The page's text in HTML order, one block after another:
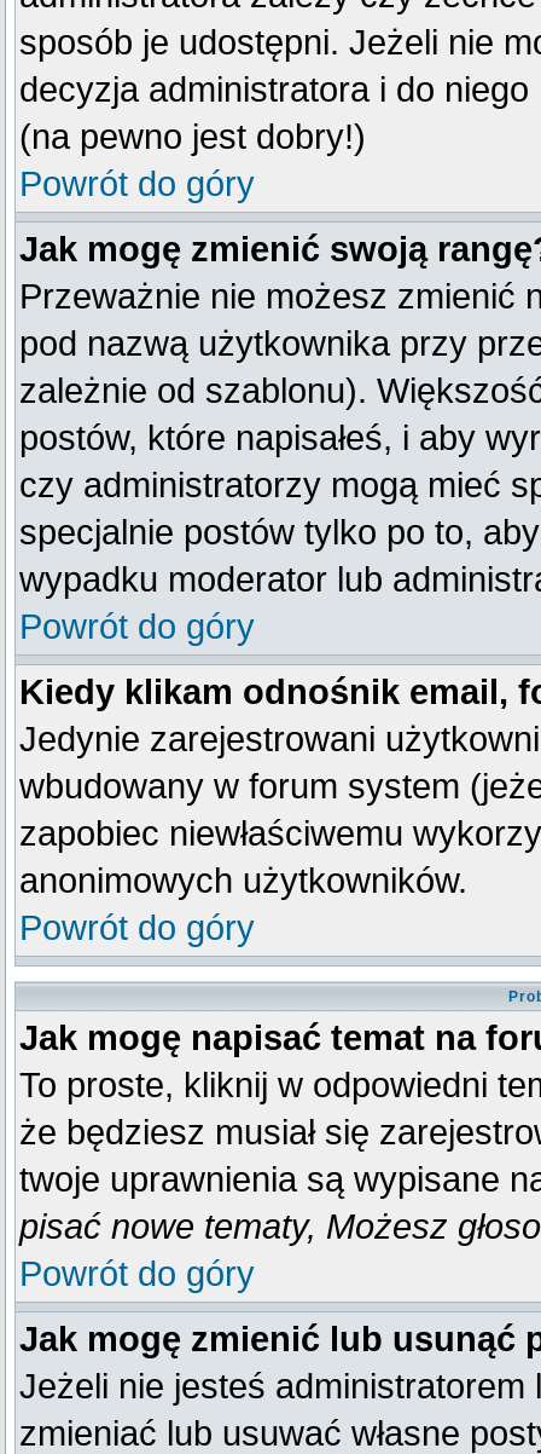
sposób je udostępni. Jeżeli nie
decyzja administratora i do
(na pewno jest dobry!)
Powrót do góry
Jak mogę zmienić swoją
Przeważnie nie możesz zmienić
pod nazwą użytkownika przy
zależnie od szablonu).
postów, które napisałeś, i aby
czy administratorzy mogą mieć
specjalnie postów tylko po to,
wypadku moderator lub
Powrót do góry
Kiedy klikam odnośnik email,
Jedynie zarejestrowani
wbudowany w forum system
zapobiec niewłaściwemu
anonimowych użytkowników.
Powrót do góry
Jak mogę napisać temat na
To proste, kliknij w odpowiedni
że będziesz musiał się
twoje uprawnienia są wypisane
pisać nowe tematy, Możesz
Powrót do góry
Jak mogę zmienić lub usunąć
Jeżeli nie jesteś
zmieniać lub usuwać własne